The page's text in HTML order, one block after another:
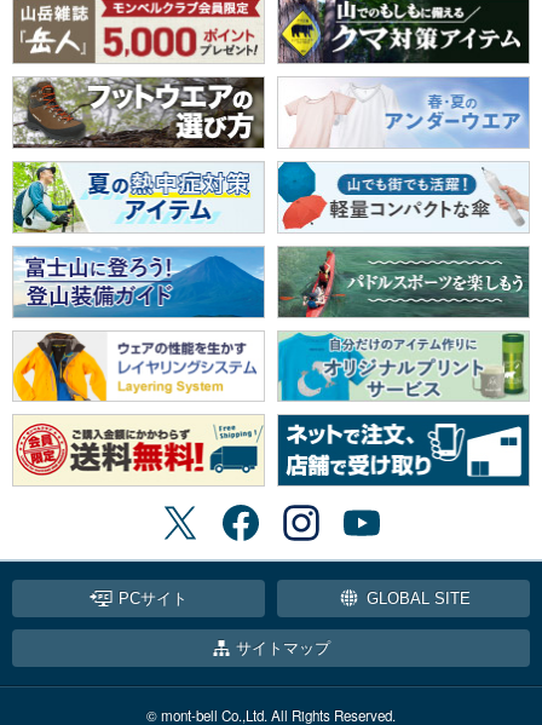
PCサイト GLOBAL SITE
サイトマップ
© mont-bell Co.,Ltd. All Rights Reserved.